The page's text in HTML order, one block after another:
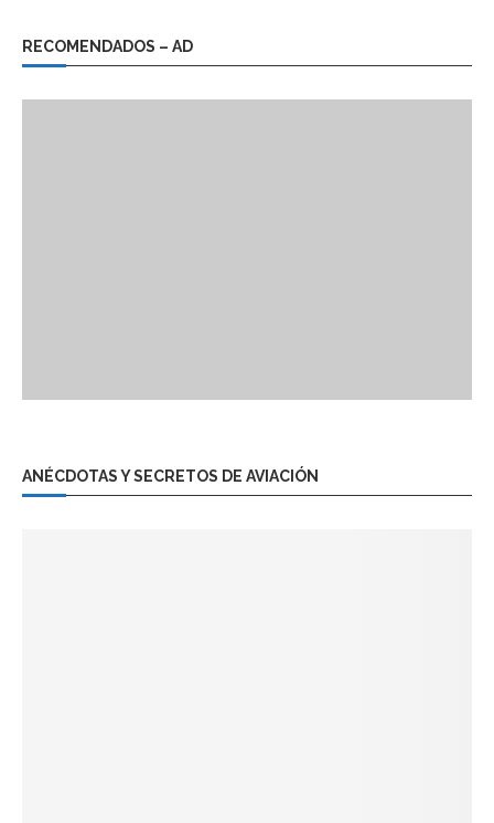
RECOMENDADOS – AD
ANÉCDOTAS Y SECRETOS DE AVIACIÓN